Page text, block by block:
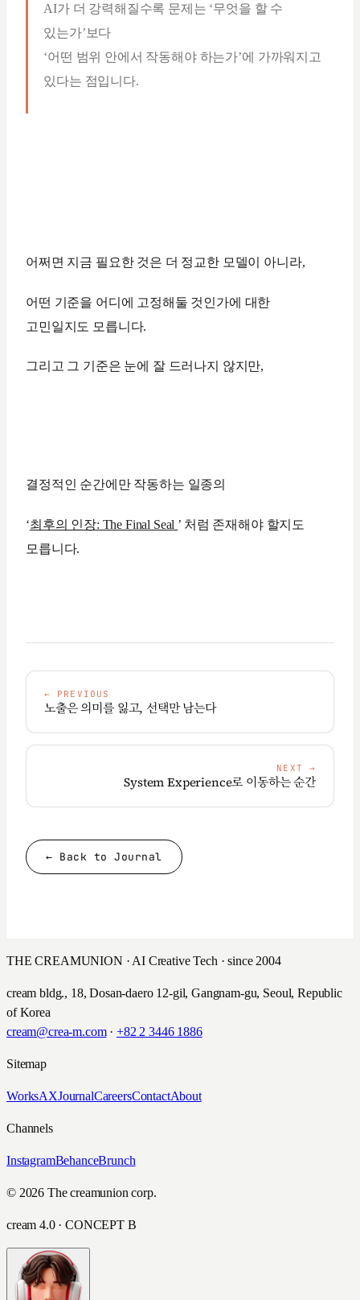
AI가 더 강력해질수록 문제는 ‘무엇을 할 수
있는가’보다
‘어떤 범위 안에서 작동해야 하는가’에 가까워지고
있다는 점입니다.
어쩌면 지금 필요한 것은 더 정교한 모델이 아니라,
어떤 기준을 어디에 고정해둘 것인가에 대한
고민일지도 모릅니다.
그리고 그 기준은 눈에 잘 드러나지 않지만,
결정적인 순간에만 작동하는 일종의
‘최후의 인장: The Final Seal ’ 처럼 존재해야 할지도
모릅니다.
← PREVIOUS
노출은 의미를 잃고, 선택만 남는다
NEXT →
System Experience로 이동하는 순간
← Back to Journal
THE CREAMUNION · AI Creative Tech · since 2004
cream bldg., 18, Dosan-daero 12-gil, Gangnam-gu, Seoul, Republic
of Korea
cream@crea-m.com· +82 2 3446 1886
Sitemap
WorksAXJournalCareersContactAbout
Channels
InstagramBehanceBrunch
© 2026 The creamunion corp.
cream 4.0 · CONCEPT B